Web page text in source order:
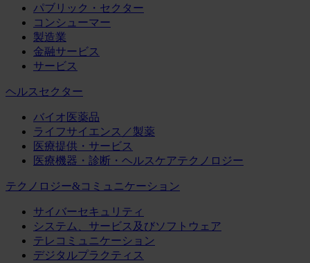
パブリック・セクター
コンシューマー
製造業
金融サービス
サービス
ヘルスセクター
バイオ医薬品
ライフサイエンス／製薬
医療提供・サービス
医療機器・診断・ヘルスケアテクノロジー
テクノロジー&コミュニケーション
サイバーセキュリティ
システム、サービス及びソフトウェア
テレコミュニケーション
デジタルプラクティス